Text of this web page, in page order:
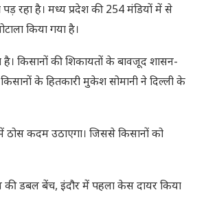
रहा है। मध्य प्रदेश की 254 मंडियों में से
किया गया है।
है। किसानों की शिकायतों के बावजूद शासन-
के हितकारी मुकेश सोमानी ने दिल्ली के
ठोस कदम उठाएगा। जिससे किसानों को
की डबल बेंच, इंदौर में पहला केस दायर किया